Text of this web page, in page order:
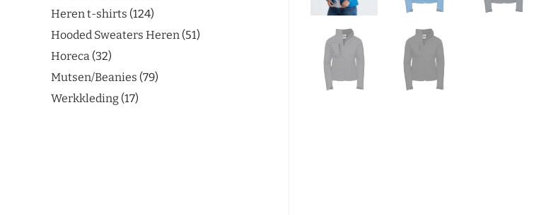
Heren t-shirts 124
Hooded Sweaters Heren 51
Horeca 32
Mutsen/Beanies 79
Werkkleding 17